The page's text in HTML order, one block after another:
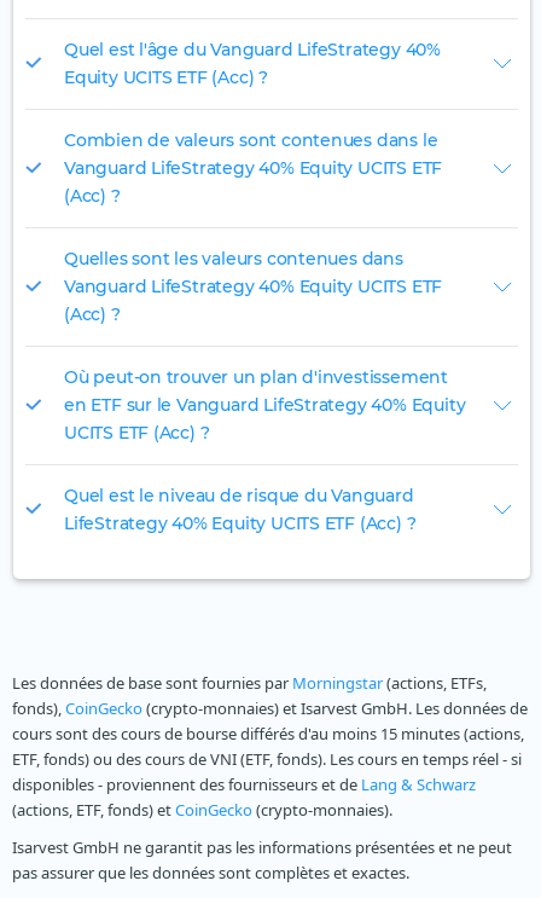
Quel est l'âge du Vanguard LifeStrategy 40%
Equity UCITS ETF (Acc) ?
Combien de valeurs sont contenues dans le
Vanguard LifeStrategy 40% Equity UCITS ETF
(Acc) ?
Quelles sont les valeurs contenues dans
Vanguard LifeStrategy 40% Equity UCITS ETF
(Acc) ?
Où peut-on trouver un plan d'investissement
en ETF sur le Vanguard LifeStrategy 40% Equity
UCITS ETF (Acc) ?
Quel est le niveau de risque du Vanguard
LifeStrategy 40% Equity UCITS ETF (Acc) ?
Les données de base sont fournies par Morningstar(actions, ETFs,
fonds),CoinGecko(crypto-monnaies) et Isarvest GmbH. Les données de
cours sont des cours de bourse différés d'au moins 15 minutes (actions,
ETF, fonds) ou des cours de VNI (ETF, fonds). Les cours en temps réel - si
disponibles - proviennent des fournisseurs et de Lang & Schwarz
(actions, ETF, fonds) etCoinGecko(crypto-monnaies).
Isarvest GmbH ne garantit pas les informations présentées et ne peut
pas assurer que les données sont complètes et exactes.